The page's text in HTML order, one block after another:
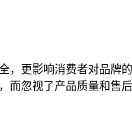
更影响消费者对品牌
忽视了产品质量和售